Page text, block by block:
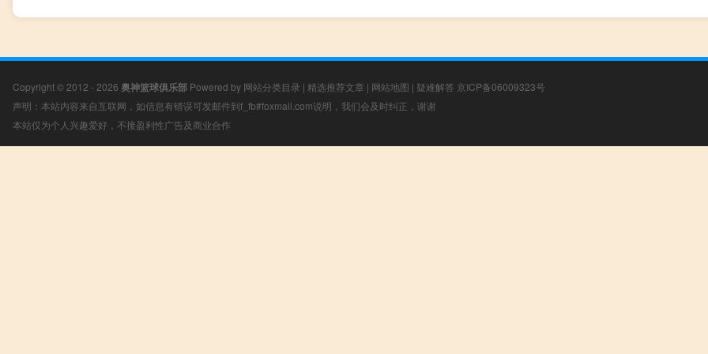
Copyright © 2012 - 2026 奥神篮球俱乐部 Powered by 网站分类目录 | 精选推荐文章 | 网站地图 | 疑难解答 京ICP备06009323号
声明：本站内容来自互联网，如信息有错误可发邮件到f_fb#foxmail.com说明，我们会及时纠正，谢谢
本站仅为个人兴趣爱好，不接盈利性广告及商业合作